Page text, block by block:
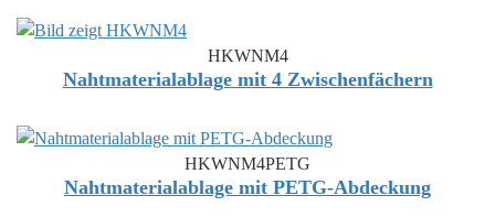
HKWNM4
Nahtmaterialablage mit 4 Zwischenfächern
HKWNM4PETG
Nahtmaterialablage mit PETG-Abdeckung